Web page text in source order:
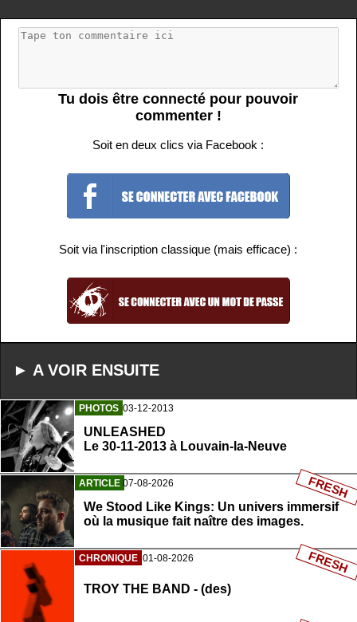
Tu dois être connecté pour pouvoir
commenter !
Soit en deux clics via Facebook :
Soit via l'inscription classique (mais efficace) :
► A VOIR ENSUITE
PHOTOS 03-12-2013
UNLEASHED
Le 30-11-2013 à Louvain-la-Neuve
ARTICLE 07-08-2026
We Stood Like Kings: Un univers immersif
où la musique fait naître des images.
FRESH
CHRONIQUE 01-08-2026
TROY THE BAND - (des)
FRESH